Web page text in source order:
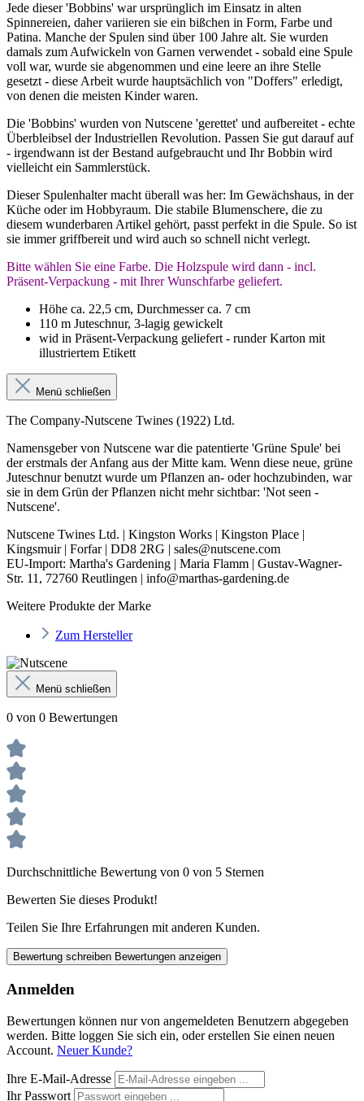
Jede dieser 'Bobbins' war ursprünglich im Einsatz in alten
Spinnereien, daher variieren sie ein bißchen in Form, Farbe und
Patina. Manche der Spulen sind über 100 Jahre alt. Sie wurden
damals zum Aufwickeln von Garnen verwendet - sobald eine Spule
voll war, wurde sie abgenommen und eine leere an ihre Stelle
gesetzt - diese Arbeit wurde hauptsächlich von "Doffers" erledigt,
von denen die meisten Kinder waren.
Die 'Bobbins' wurden von Nutscene 'gerettet' und aufbereitet - echte
Überbleibsel der Industriellen Revolution. Passen Sie gut darauf auf
- irgendwann ist der Bestand aufgebraucht und Ihr Bobbin wird
vielleicht ein Sammlerstück.
Dieser Spulenhalter macht überall was her: Im Gewächshaus, in der
Küche oder im Hobbyraum. Die stabile Blumenschere, die zu
diesem wunderbaren Artikel gehört, passt perfekt in die Spule. So ist
sie immer griffbereit und wird auch so schnell nicht verlegt.
Bitte wählen Sie eine Farbe. Die Holzspule wird dann - incl.
Präsent-Verpackung - mit Ihrer Wunschfarbe geliefert.
Höhe ca. 22,5 cm, Durchmesser ca. 7 cm
110 m Juteschnur, 3-lagig gewickelt
wid in Präsent-Verpackung geliefert - runder Karton mit
illustriertem Etikett
Menü schließen
The Company-Nutscene Twines (1922) Ltd.
Namensgeber von Nutscene war die patentierte 'Grüne Spule' bei
der erstmals der Anfang aus der Mitte kam. Wenn diese neue, grüne
Juteschnur benutzt wurde um Pflanzen an- oder hochzubinden, war
sie in dem Grün der Pflanzen nicht mehr sichtbar: 'Not seen -
Nutscene'.
Nutscene Twines Ltd. | Kingston Works | Kingston Place |
Kingsmuir | Forfar | DD8 2RG | sales@nutscene.com
EU-Import: Martha's Gardening | Maria Flamm | Gustav-Wagner-
Str. 11, 72760 Reutlingen | info@marthas-gardening.de
Weitere Produkte der Marke
Zum Hersteller
Menü schließen
0 von 0 Bewertungen
Durchschnittliche Bewertung von 0 von 5 Sternen
Bewerten Sie dieses Produkt!
Teilen Sie Ihre Erfahrungen mit anderen Kunden.
Bewertung schreiben Bewertungen anzeigen
Anmelden
Bewertungen können nur von angemeldeten Benutzern abgegeben
werden. Bitte loggen Sie sich ein, oder erstellen Sie einen neuen
Account. Neuer Kunde?
Ihre E-Mail-Adresse
Ihr Passwort